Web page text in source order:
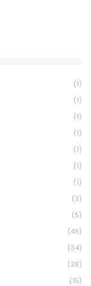
(1)
(1)
(1)
(1)
(1)
(1)
(1)
(3)
(5)
(49)
(34)
(28)
(15)